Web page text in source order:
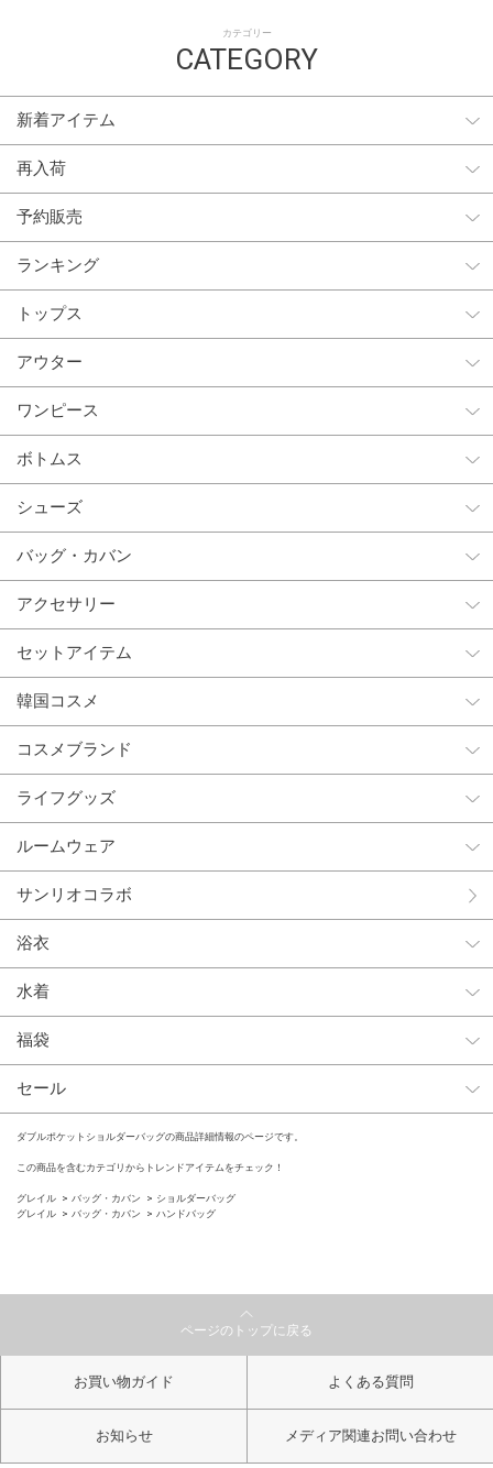
カテゴリー
CATEGORY
新着アイテム
再入荷
予約販売
ランキング
トップス
アウター
ワンピース
ボトムス
シューズ
バッグ・カバン
アクセサリー
セットアイテム
韓国コスメ
コスメブランド
ライフグッズ
ルームウェア
サンリオコラボ
浴衣
水着
福袋
セール
ダブルポケットショルダーバッグの商品詳細情報のページです。
この商品を含むカテゴリからトレンドアイテムをチェック！
グレイル バッグ・カバン
ショルダーバッグ
グレイル
バッグ・カバン ハンドバッグ
ページのトップに戻る
お買い物ガイド よくある質問
お知らせ メディア関連お問い合わせ